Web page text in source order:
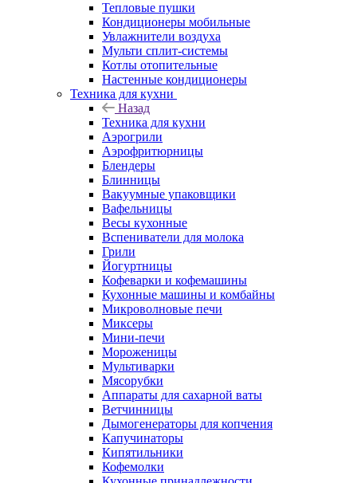
Тепловые пушки
Кондиционеры мобильные
Увлажнители воздуха
Мульти сплит-системы
Котлы отопительные
Настенные кондиционеры
Техника для кухни
Назад
Техника для кухни
Аэрогрили
Аэрофритюрницы
Блендеры
Блинницы
Вакуумные упаковщики
Вафельницы
Весы кухонные
Вспениватели для молока
Грили
Йогуртницы
Кофеварки и кофемашины
Кухонные машины и комбайны
Микроволновые печи
Миксеры
Мини-печи
Мороженицы
Мультиварки
Мясорубки
Аппараты для сахарной ваты
Ветчинницы
Дымогенераторы для копчения
Капучинаторы
Кипятильники
Кофемолки